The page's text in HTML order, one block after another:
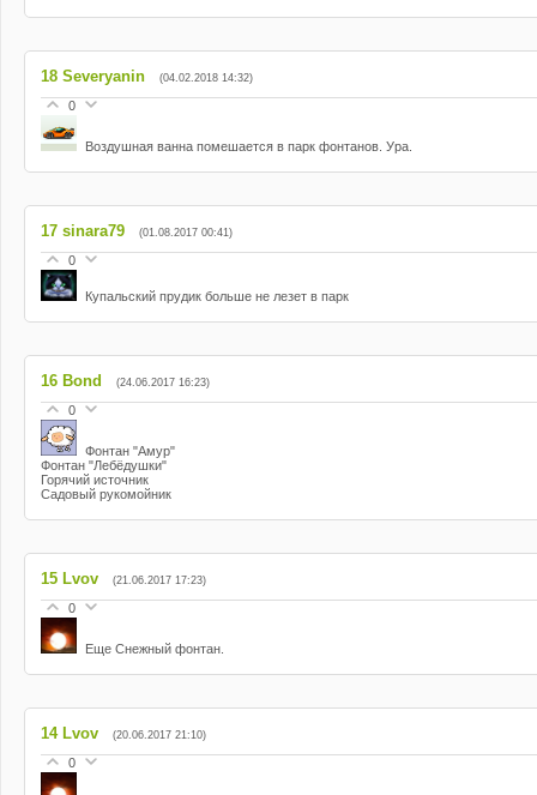
18 Severyanin (04.02.2018 14:32)
0
Воздушная ванна помешается в парк фонтанов. Ура.
17 sinara79 (01.08.2017 00:41)
0
Купальский прудик больше не лезет в парк
16 Bond (24.06.2017 16:23)
0
Фонтан "Амур"
Фонтан "Лебёдушки"
Горячий источник
Садовый рукомойник
15 Lvov (21.06.2017 17:23)
0
Еще Снежный фонтан.
14 Lvov (20.06.2017 21:10)
0